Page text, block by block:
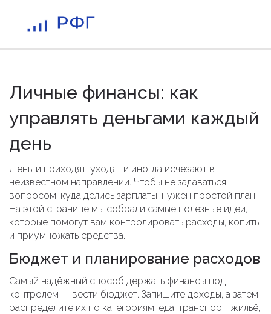
Личные финансы: как
управлять деньгами каждый
день
Деньги приходят, уходят и иногда исчезают в
неизвестном направлении. Чтобы не задаваться
вопросом, куда делись зарплаты, нужен простой план.
На этой странице мы собрали самые полезные идеи,
которые помогут вам контролировать расходы, копить
и приумножать средства.
Бюджет и планирование расходов
Самый надёжный способ держать финансы под
контролем — вести бюджет. Запишите доходы, а затем
распределите их по категориям: еда, транспорт, жильё,